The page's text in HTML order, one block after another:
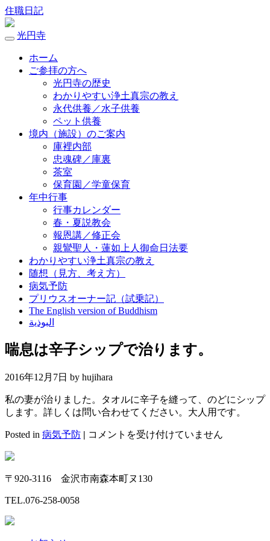
住職日記
光円寺
ホーム
ご参拝の方へ
光円寺の歴史
わかりやすい浄土真宗の教え
永代供養／水子供養
ペット供養
境内（施設）のご案内
庫裡内部
忠魂碑／庫裏
茶室
保育園／学童保育
年中行事
行事カレンダー
春・夏説教会
報恩講／修正会
親鸞聖人・蓮如上人御命日法要
わかりやすい浄土真宗の教え
随想（見方、考え方）
病気予防
プリウスオーナー記（試乗記）
The English version of Buddhism
البوذية
喘息は辛子シップで治ります。
2016年12月7日 by hujihara
私の妻が治りました。タオルに辛子を縫って、のどにシップ
します。詳しくは問い合わせてください。大人用です。
Posted in 病気予防 | 喘
辛
子
コメントを受け付けていません
〒920-3116 金沢市南森本町ヌ130
TEL.076-258-0058